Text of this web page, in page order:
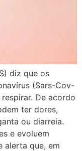
diz que os
(Sars-Cov-
De acordo
ter dores,
ou diarreia.
e evoluem
alerta que, em